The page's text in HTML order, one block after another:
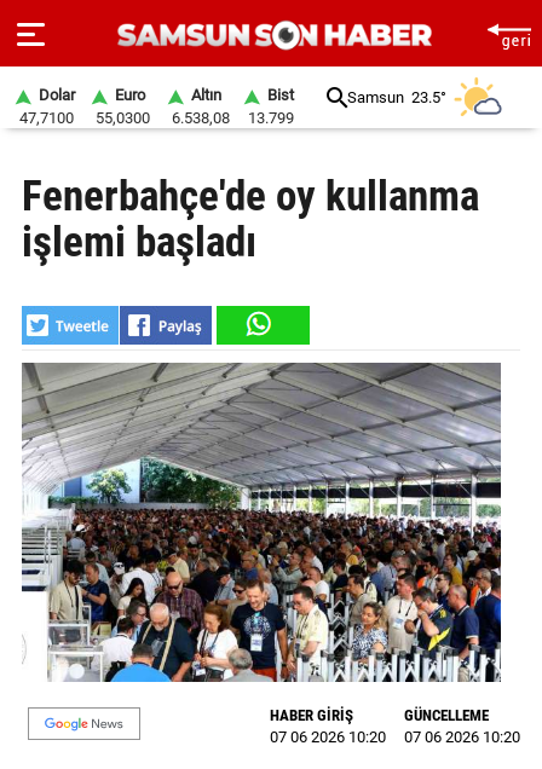
SAYFA
SAMSUN
SAMSUNSPOR
GÜNDEM
SİYASET
EKONOMİ
DÜNYA
MAGAZİN
GALERİ
YAZARLAR
Dolar
47,7100
Euro
55,0300
Altın
6.538,08
Bist
13.799
Samsun 23.5°
Fenerbahçe'de oy kullanma
işlemi başladı
HABER GİRİŞ
07 06 2026 10:20
GÜNCELLEME
07 06 2026 10:20